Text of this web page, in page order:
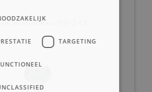
Interne accu (117-2-C)
TARGETING